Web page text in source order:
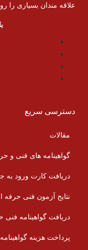
علاقه مندان بسیاری را
دسترسی سریع
مقالات
گواهینامه های فنی و
دریافت کارت ورود به
نتایج آزمون فنی حرفه
دریافت گواهینامه فنی
پرداخت هزینه